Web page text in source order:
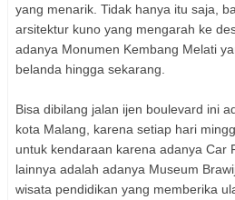
yang menarik. Tidak hanya itu saja,
arsitektur kuno yang mengarah ke
adanya Monumen Kembang Melati
belanda hingga sekarang.
Bisa dibilang jalan ijen boulevard ini
kota Malang, karena setiap hari
untuk kendaraan karena adanya Car
lainnya adalah adanya Museum
wisata pendidikan yang memberika